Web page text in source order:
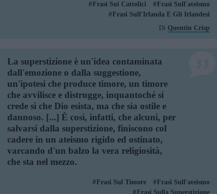
Frasi Sui Cattolici
Frasi Sull'ateismo
Frasi Sull'Irlanda E Gli Irlandesi
Di Quentin Crisp
La superstizione è un'idea contaminata
dall'emozione o dalla suggestione,
un'ipotesi che produce timore, un timore
che avvilisce e distrugge, inquantoché si
crede sì che Dio esista, ma che sia ostile e
dannoso. [...] È così, infatti, che alcuni, per
salvarsi dalla superstizione, finiscono col
cadere in un ateismo rigido ed ostinato,
varcando d'un balzo la vera religiosità,
che sta nel mezzo.
Frasi Sul Timore
Frasi Sull'ateismo
Frasi Sulla Superstizione